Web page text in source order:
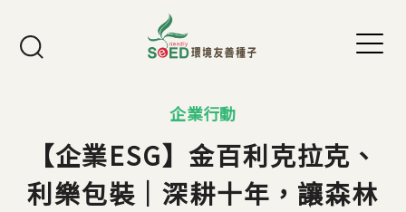
Jump to Navigation
Jump to Main content
企業行動
【企業ESG】金百利克拉克、
利樂包裝｜深耕十年，讓森林